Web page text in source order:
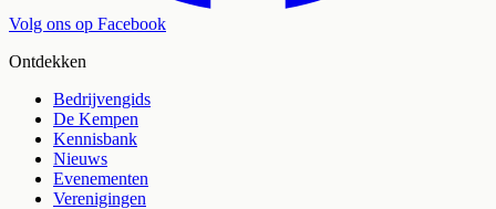
Volg ons op Facebook
Ontdekken
Bedrijvengids
De Kempen
Kennisbank
Nieuws
Evenementen
Verenigingen